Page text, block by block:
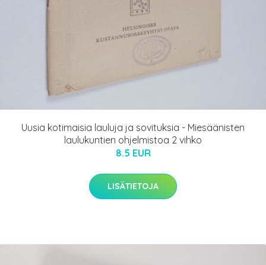
Uusia kotimaisia lauluja ja sovituksia - Miesäänisten
laulukuntien ohjelmistoa 2 vihko
8.5 EUR
LISÄTIETOJA